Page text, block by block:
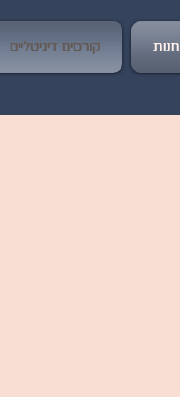
חנות קורסים דיגיטליים